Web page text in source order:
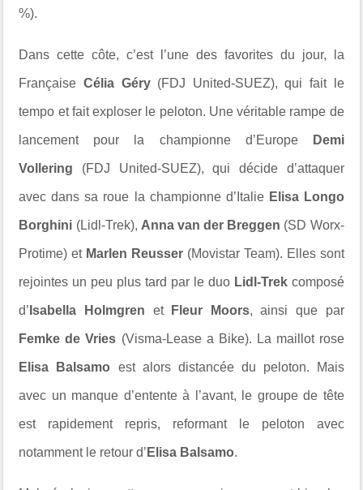
%).
Dans cette côte, c’est l’une des favorites du jour, la
FrançaiseCélia Géry(FDJ United-SUEZ), qui fait le
tempo et fait exploser le peloton. Une véritable rampe de
lancement pour la championne d’Europe Demi
Vollering (FDJ United-SUEZ), qui décide d’attaquer
avec dans sa roue la championne d’Italie Elisa Longo
Borghini (Lidl-Trek), Anna van der Breggen (SD Worx-
Protime) et Marlen Reusser (Movistar Team). Elles sont
rejointes un peu plus tard par le duo Lidl-Trekcomposé
d’ Isabella Holmgren et Fleur Moors, ainsi que par
Femke de Vries (Visma-Lease a Bike). La maillot rose
Elisa Balsamo est alors distancée du peloton. Mais
avec un manque d’entente à l’avant, le groupe de tête
est rapidement repris, reformant le peloton avec
notamment le retour d’ Elisa Balsamo.